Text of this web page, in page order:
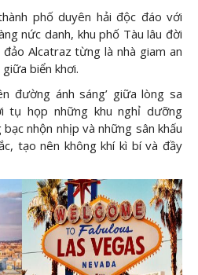
phố duyên hải độc đáo với
nức danh, khu phố Tàu lâu đời
Alcatraz từng là nhà giam an
biển khơi.
đường ánh sáng’ giữa lòng sa
tụ họp những khu nghỉ dưỡng
nhộn nhịp và những sân khấu
tạo nên không khí kì bí và đầy